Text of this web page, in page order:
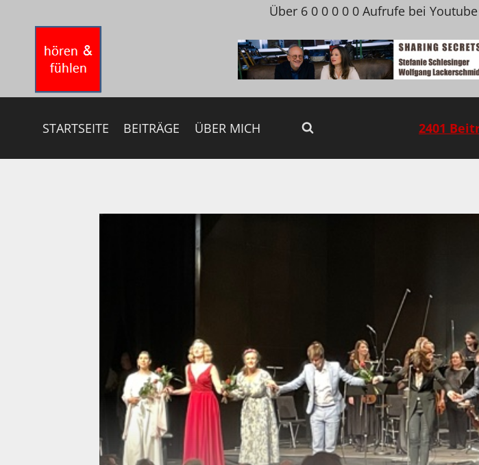
springen
Über 6 0 0 0 0 0 Aufrufe bei Youtube
STARTSEITE BEITRÄGE ÜBER MICH 2401